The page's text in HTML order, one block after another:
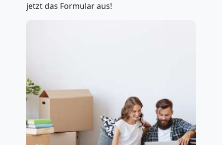
jetzt das Formular aus!